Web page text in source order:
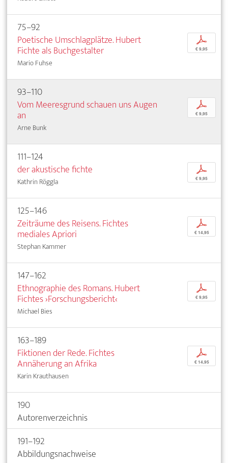
75–92
Poetische Umschlagplätze. Hubert
Fichte als Buchgestalter
Mario Fuhse
p
€ 9,95
93–110
Vom Meeresgrund schauen uns Augen
an
Arne Bunk
p
€ 9,95
111–124
der akustische fichte
Kathrin Röggla
p
€ 9,95
125–146
Zeiträume des Reisens. Fichtes
mediales Apriori
Stephan Kammer
p
€ 14,95
147–162
Ethnographie des Romans. Hubert
Fichtes ›Forschungsbericht‹
Michael Bies
p
€ 9,95
163–189
Fiktionen der Rede. Fichtes
Annäherung an Afrika
Karin Krauthausen
p
€ 14,95
190
Autorenverzeichnis
191–192
Abbildungsnachweise